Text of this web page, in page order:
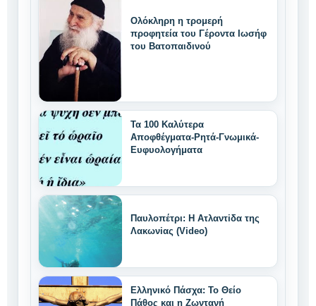
Ολόκληρη η τρομερή
προφητεία του Γέροντα Ιωσήφ
του Βατοπαιδινού
Τα 100 Καλύτερα
Αποφθέγματα-Ρητά-Γνωμικά-
Ευφυολογήματα
Παυλοπέτρι: Η Ατλαντiδα της
Λακωνiας (Video)
Ελληνικό Πάσχα: Το Θείο
Πάθος και η Ζωντανή